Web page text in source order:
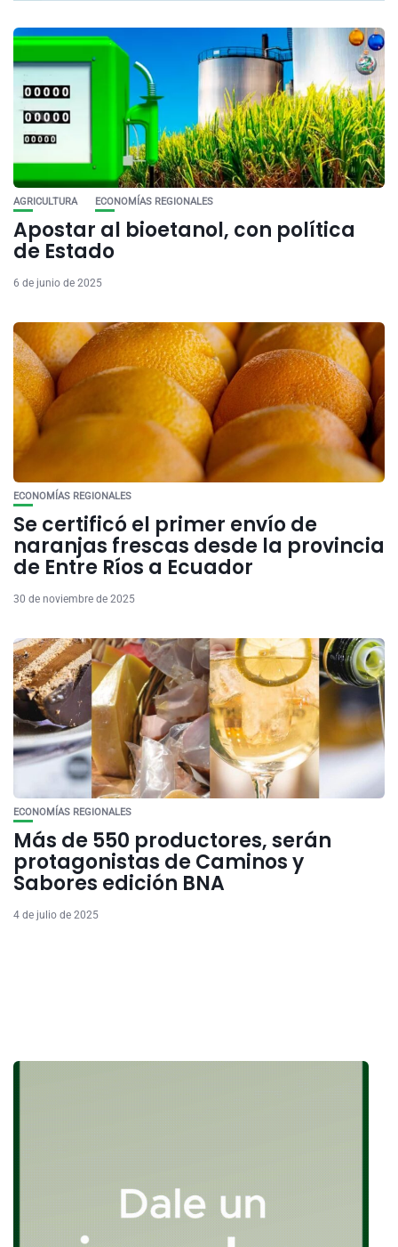
AGRICULTURA ECONOMÍAS REGIONALES
Apostar al bioetanol, con política
de Estado
6 de junio de 2025
ECONOMÍAS REGIONALES
Se certificó el primer envío de
naranjas frescas desde la provincia
de Entre Ríos a Ecuador
30 de noviembre de 2025
ECONOMÍAS REGIONALES
Más de 550 productores, serán
protagonistas de Caminos y
Sabores edición BNA
4 de julio de 2025